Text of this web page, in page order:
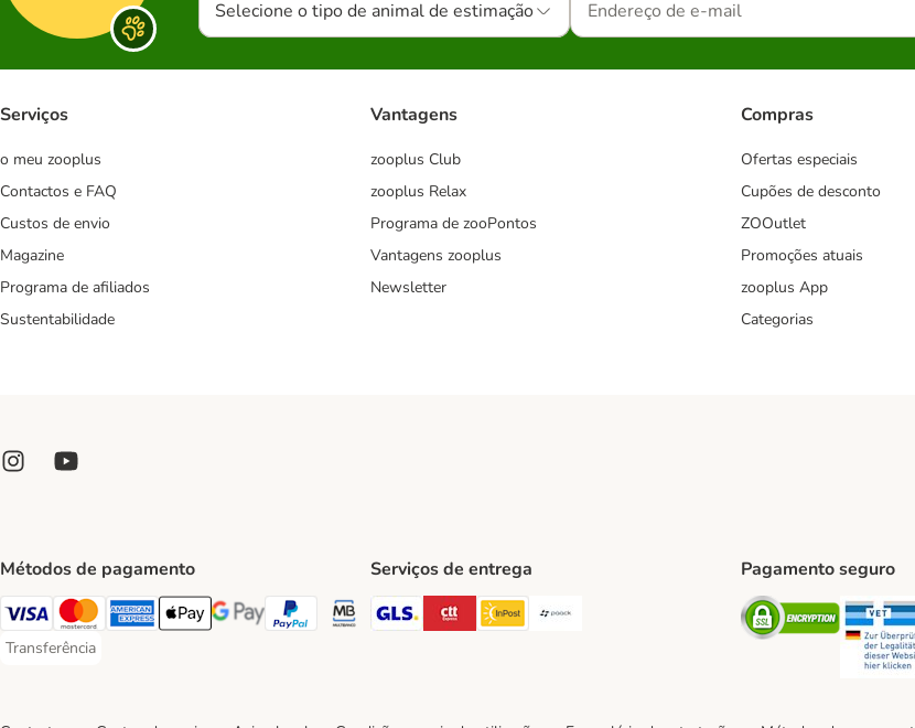
Selecione o tipo de animal de estimação
Serviços
o meu zooplus
Contactos e FAQ
Custos de envio
Magazine
Programa de afiliados
Sustentabilidade
Vantagens
zooplus Club
zooplus Relax
Programa de zooPontos
Vantagens zooplus
Newsletter
Compras
Ofertas especiais
Cupões de desconto
ZOOutlet
Promoções atuais
zooplus App
Categorias
Métodos de pagamento
Visa Payment Method
Mastercard Payment Method
American Express Payment Method
Apple Pay Payment Method
Google Pay Payment Method
PayPal Payment Method
Multibanco Payment Method
Transferência
Transferência Payment Method
Serviços de entrega
GLS Shipping Method
CTTExpress Shipping Method
InPost Shipping Method
Paack Shipping Method
Pagamento seguro
Security